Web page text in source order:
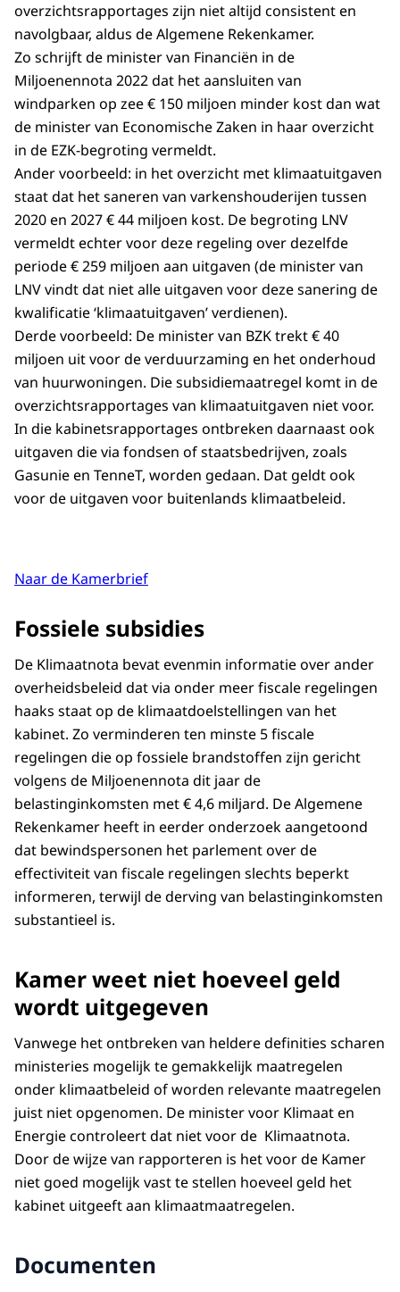
overzichtsrapportages zijn niet altijd consistent en
navolgbaar, aldus de Algemene Rekenkamer.
Zo schrijft de minister van Financiën in de
Miljoenennota 2022 dat het aansluiten van
windparken op zee € 150 miljoen minder kost dan wat
de minister van Economische Zaken in haar overzicht
in de EZK-begroting vermeldt.
Ander voorbeeld: in het overzicht met klimaatuitgaven
staat dat het saneren van varkenshouderijen tussen
2020 en 2027 € 44 miljoen kost. De begroting LNV
vermeldt echter voor deze regeling over dezelfde
periode € 259 miljoen aan uitgaven (de minister van
LNV vindt dat niet alle uitgaven voor deze sanering de
kwalificatie ‘klimaatuitgaven’ verdienen).
Derde voorbeeld: De minister van BZK trekt € 40
miljoen uit voor de verduurzaming en het onderhoud
van huurwoningen. Die subsidiemaatregel komt in de
overzichtsrapportages van klimaatuitgaven niet voor.
In die kabinetsrapportages ontbreken daarnaast ook
uitgaven die via fondsen of staatsbedrijven, zoals
Gasunie en TenneT, worden gedaan. Dat geldt ook
voor de uitgaven voor buitenlands klimaatbeleid.
Naar de Kamerbrief
Fossiele subsidies
De Klimaatnota bevat evenmin informatie over ander
overheidsbeleid dat via onder meer fiscale regelingen
haaks staat op de klimaatdoelstellingen van het
kabinet. Zo verminderen ten minste 5 fiscale
regelingen die op fossiele brandstoffen zijn gericht
volgens de Miljoenennota dit jaar de
belastinginkomsten met € 4,6 miljard. De Algemene
Rekenkamer heeft in eerder onderzoek aangetoond
dat bewindspersonen het parlement over de
effectiviteit van fiscale regelingen slechts beperkt
informeren, terwijl de derving van belastinginkomsten
substantieel is.
Kamer weet niet hoeveel geld
wordt uitgegeven
Vanwege het ontbreken van heldere definities scharen
ministeries mogelijk te gemakkelijk maatregelen
onder klimaatbeleid of worden relevante maatregelen
juist niet opgenomen. De minister voor Klimaat en
Energie controleert dat niet voor de Klimaatnota.
Door de wijze van rapporteren is het voor de Kamer
niet goed mogelijk vast te stellen hoeveel geld het
kabinet uitgeeft aan klimaatmaatregelen.
Documenten